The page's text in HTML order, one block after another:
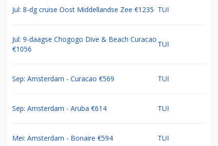
Jul: 8-dg cruise Oost Middellandse Zee €1235 TUI
Jul: 9-daagse Chogogo Dive & Beach Curacao
€1056
TUI
Sep: Amsterdam - Curacao €569 TUI
Sep: Amsterdam - Aruba €614 TUI
Mei: Amsterdam - Bonaire €594 TUI